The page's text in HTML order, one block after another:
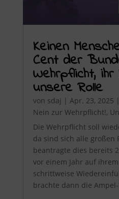
Keinen
Cent der
Wehrpflicht,
unsere Rolle
von sdaj | Apr. 23, 2025 |
Nein zur Wehrpflicht!,
Die Wehrpflicht soll
da sind sich alle großen
beantragte dies bereits
vor einem Jahr auf
schrittweise
brachte dann die